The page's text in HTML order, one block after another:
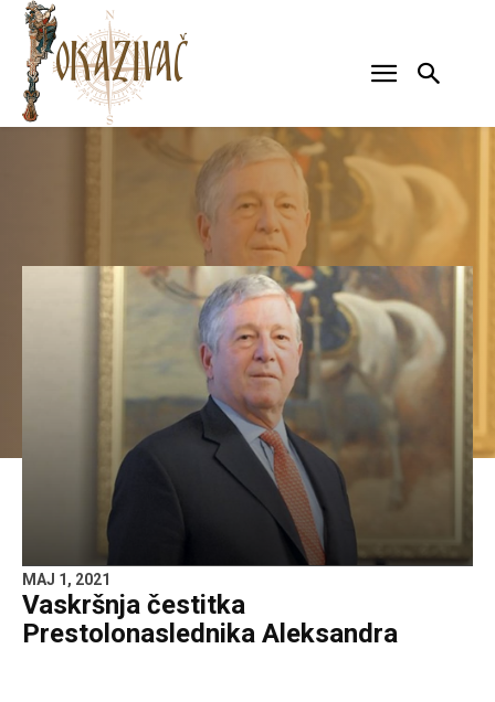
MAJ 1, 2021
Vaskršnja čestitka
Prestolonaslednika Aleksandra